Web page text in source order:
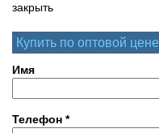
закрыть
Купить по оптовой цене
Имя
Телефон *